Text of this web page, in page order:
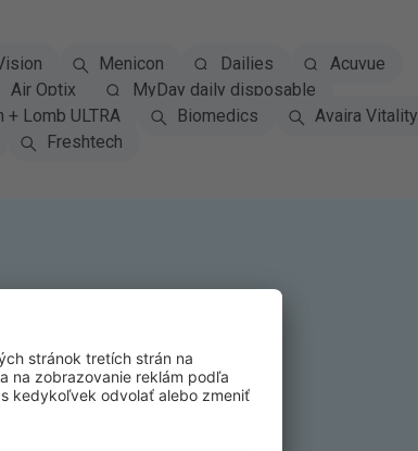
Menicon Dailies
Acuvue
Air Optix
MyDay daily disposable
+ Lomb ULTRA Biomedics
Avaira Vitality
Freshtech
noviniek
Prihlásiť sa